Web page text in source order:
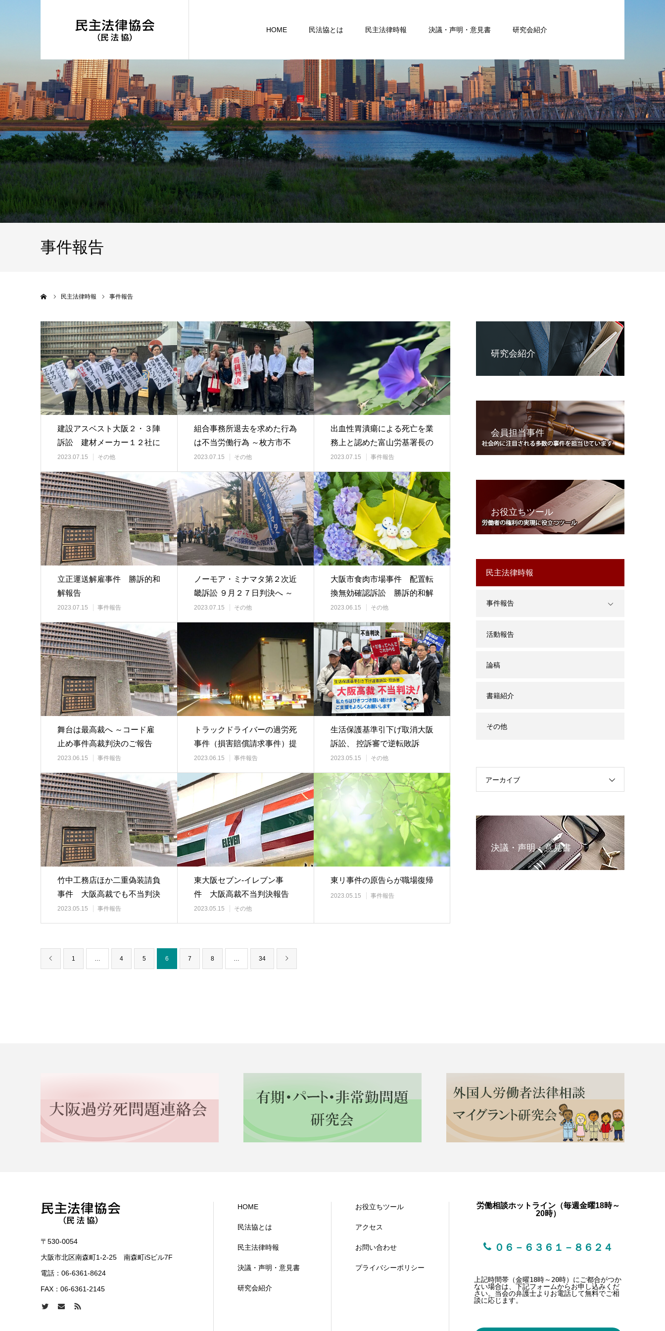
HOME 民法協とは 民主法律時報 決議・声明・意見書 研究会紹介
事件報告
民主法律時報 事件報告
建設アスベスト大阪２・３陣
訴訟 建材メーカー１２社に
責任を認め被害救…
2023.07.15 その他
組合事務所退去を求めた行為
は不当労働行為 ～枚方市不
当労働行為事件・…
2023.07.15 その他
出血性胃潰瘍による死亡を業
務上と認めた富山労基署長の
決定
2023.07.15 事件報告
立正運送解雇事件 勝訴的和
解報告
2023.07.15 事件報告
ノーモア・ミナマタ第２次近
畿訴訟 ９月２７日判決へ ～
原告勝訴の判決…
2023.07.15 その他
大阪市食肉市場事件 配置転
換無効確認訴訟 勝訴的和解
2023.06.15 その他
舞台は最高裁へ ～コード雇
止め事件高裁判決のご報告
2023.06.15 事件報告
トラックドライバーの過労死
事件（損害賠償請求事件）提
訴
2023.06.15 事件報告
生活保護基準引下げ取消大阪
訴訟、 控訴審で逆転敗訴
2023.05.15 その他
竹中工務店ほか二重偽装請負
事件 大阪高裁でも不当判決
2023.05.15 事件報告
東大阪セブン-イレブン事
件 大阪高裁不当判決報告
2023.05.15 その他
東リ事件の原告らが職場復帰
2023.05.15 事件報告
1 … 4 5 6 7 8 … 34
研究会紹介
会員担当事件
お役立ちツール
民主法律時報
事件報告
活動報告
論稿
書籍紹介
その他
アーカイブ
決議・声明・意見書
〒530-0054
大阪市北区南森町1-2-25 南森町iSビル7F
電話： 06-6361-8624
FAX：06-6361-2145
HOME
民法協とは
民主法律時報
決議・声明・意見書
研究会紹介
お役立ちツール
アクセス
お問い合わせ
プライバシーポリシー
労働相談ホットライン（毎週金曜18時～
20時）
０６－６３６１－８６２４
上記時間帯（金曜18時～20時）にご都合がつか
ない場合は、下記フォームからお申し込みくだ
さい。当会の弁護士よりお電話して無料でご相
談に応じます。